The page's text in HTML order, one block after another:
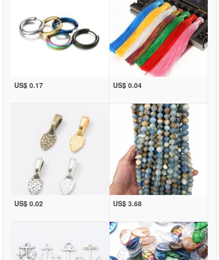
US$ 0.17 US$ 0.04
US$ 0.02 US$ 3.68